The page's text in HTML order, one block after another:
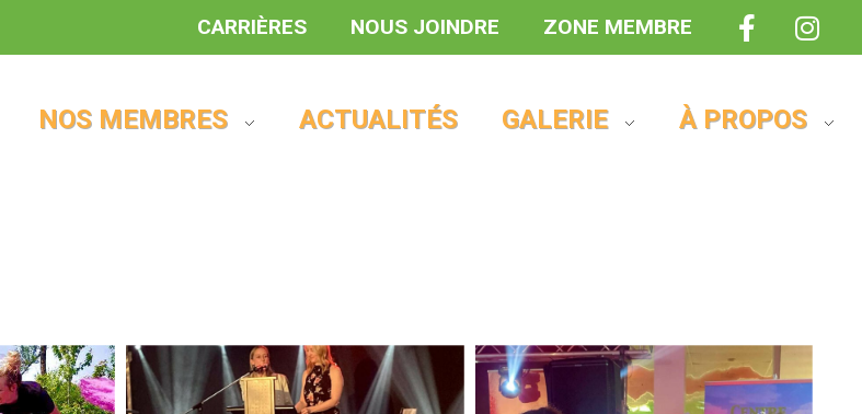
CARRIÈRES NOUS JOINDRE ZONE MEMBRE
NOS MEMBRES ACTUALITÉS GALERIE À PROPOS